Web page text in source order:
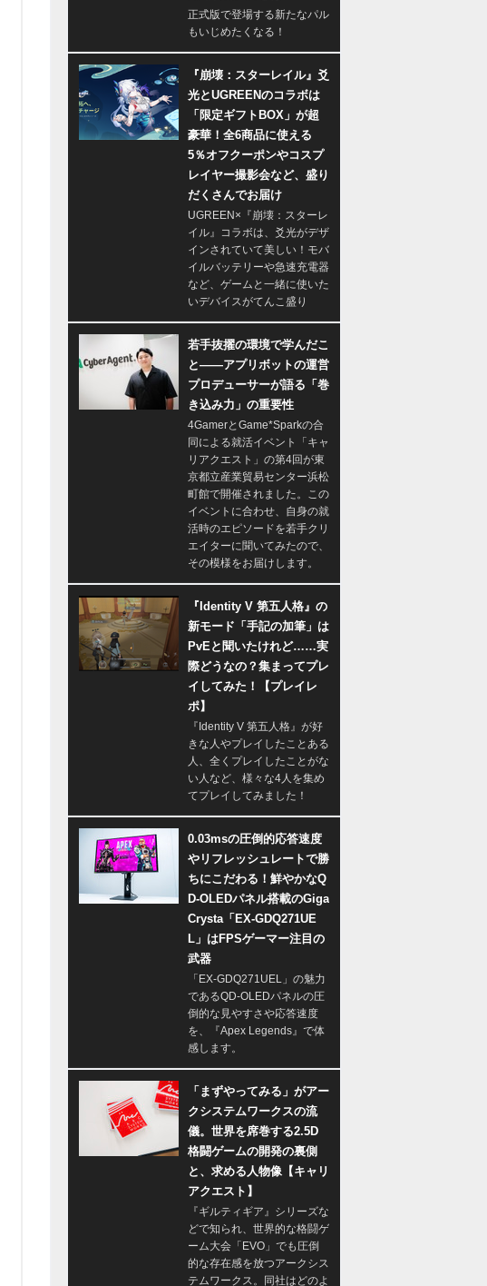
正式版で登場する新たなパル
もいじめたくなる！
『崩壊：スターレイル』爻
光とUGREENのコラボは
「限定ギフトBOX」が超
豪華！全6商品に使える
5％オフクーポンやコスプ
レイヤー撮影会など、盛り
だくさんでお届け
UGREEN×『崩壊：スターレ
イル』コラボは、爻光がデザ
インされていて美しい！モバ
イルバッテリーや急速充電器
など、ゲームと一緒に使いた
いデバイスがてんこ盛り
若手抜擢の環境で学んだこ
と――アプリボットの運営
プロデューサーが語る「巻
き込み力」の重要性
4GamerとGame*Sparkの合
同による就活イベント「キャ
リアクエスト」の第4回が東
京都立産業貿易センター浜松
町館で開催されました。この
イベントに合わせ、自身の就
活時のエピソードを若手クリ
エイターに聞いてみたので、
その模様をお届けします。
『Identity V 第五人格』の
新モード「手記の加筆」は
PvEと聞いたけれど……実
際どうなの？集まってプレ
イしてみた！【プレイレ
ポ】
『Identity V 第五人格』が好
きな人やプレイしたことある
人、全くプレイしたことがな
い人など、様々な4人を集め
てプレイしてみました！
0.03msの圧倒的応答速度
やリフレッシュレートで勝
ちにこだわる！鮮やかなQ
D-OLEDパネル搭載のGiga
Crysta「EX-GDQ271UE
L」はFPSゲーマー注目の
武器
「EX-GDQ271UEL」の魅力
であるQD-OLEDパネルの圧
倒的な見やすさや応答速度
を、『Apex Legends』で体
感します。
「まずやってみる」がアー
クシステムワークスの流
儀。世界を席巻する2.5D
格闘ゲームの開発の裏側
と、求める人物像【キャリ
アクエスト】
『ギルティギア』シリーズな
どで知られ、世界的な格闘ゲ
ーム大会「EVO」でも圧倒
的な存在感を放つアークシス
テムワークス。同社はどのよ